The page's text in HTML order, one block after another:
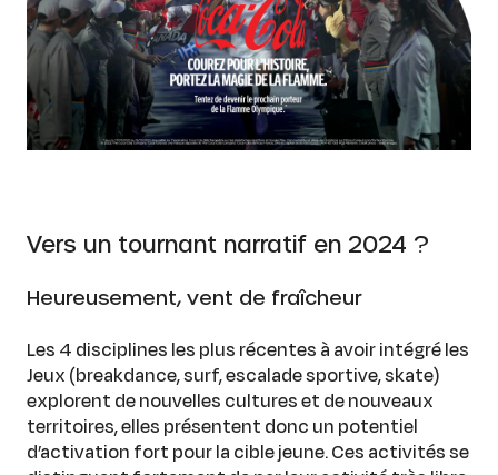
Vers un tournant narratif en 2024 ?
Heureusement, vent de fraîcheur
Les 4 disciplines les plus récentes à avoir intégré les
Jeux (breakdance, surf, escalade sportive, skate)
explorent de nouvelles cultures et de nouveaux
territoires, elles présentent donc un potentiel
d’activation fort pour la cible jeune. Ces activités se